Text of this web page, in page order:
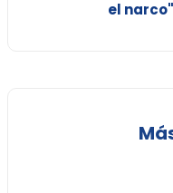
el narco"